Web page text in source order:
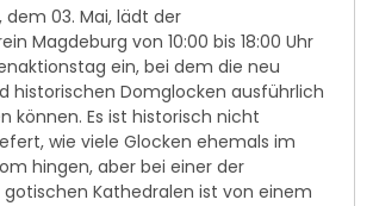
ein, bei dem die neu
historischen Domglocken ausführlich
können. Es ist historisch nicht
wie viele Glocken ehemals im
hingen, aber bei einer der
Kathedralen ist von einem
[…]